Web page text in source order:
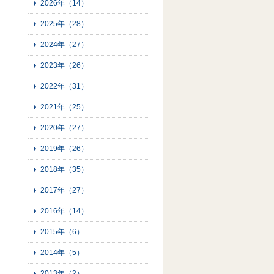
2026年（14）
2025年（28）
2024年（27）
2023年（26）
2022年（31）
2021年（25）
2020年（27）
2019年（26）
2018年（35）
2017年（27）
2016年（14）
2015年（6）
2014年（5）